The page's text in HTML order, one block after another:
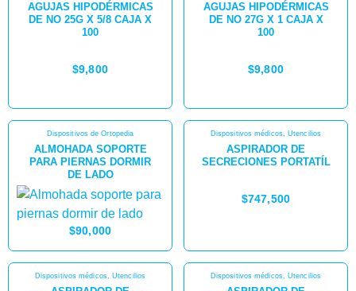
AGUJAS HIPODÉRMICAS
DE NO 25G X 5/8 CAJA X
100
$9,800
AGUJAS HIPODÉRMICAS
DE NO 27G X 1 CAJA X
100
$9,800
Dispositivos de Ortopedia
ALMOHADA SOPORTE
PARA PIERNAS DORMIR
DE LADO
$90,000
Dispositivos médicos,Utencilios
ASPIRADOR DE
SECRECIONES PORTATÍL
$747,500
Dispositivos médicos,Utencilios Dispositivos médicos,Utencilios